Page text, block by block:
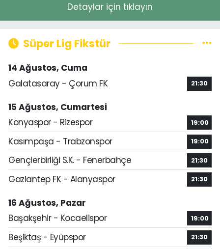
Detaylar için tıklayın
Süper Lig Fikstür
14 Ağustos, Cuma
Galatasaray - Çorum FK
21:30
15 Ağustos, Cumartesi
Konyaspor - Rizespor
19:00
Kasımpaşa - Trabzonspor 19:00
Gençlerbirliği S.K. - Fenerbahçe 21:30
Gaziantep FK - Alanyaspor 21:30
16 Ağustos, Pazar
Başakşehir - Kocaelispor
19:00
Beşiktaş - Eyüpspor 21:30